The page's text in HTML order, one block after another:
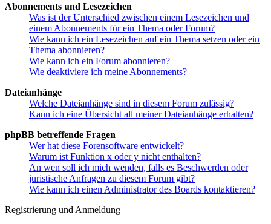
Abonnements und Lesezeichen
Was ist der Unterschied zwischen einem Lesezeichen und
einem Abonnements für ein Thema oder Forum?
Wie kann ich ein Lesezeichen auf ein Thema setzen oder ein
Thema abonnieren?
Wie kann ich ein Forum abonnieren?
Wie deaktiviere ich meine Abonnements?
Dateianhänge
Welche Dateianhänge sind in diesem Forum zulässig?
Kann ich eine Übersicht all meiner Dateianhänge erhalten?
phpBB betreffende Fragen
Wer hat diese Forensoftware entwickelt?
Warum ist Funktion x oder y nicht enthalten?
An wen soll ich mich wenden, falls es Beschwerden oder
juristische Anfragen zu diesem Forum gibt?
Wie kann ich einen Administrator des Boards kontaktieren?
Registrierung und Anmeldung